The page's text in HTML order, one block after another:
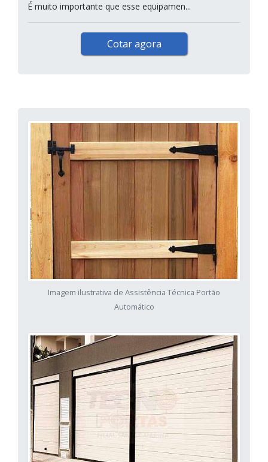
É muito importante que esse equipamen...
Cotar agora
Imagem ilustrativa de Assistência Técnica Portão
Automático